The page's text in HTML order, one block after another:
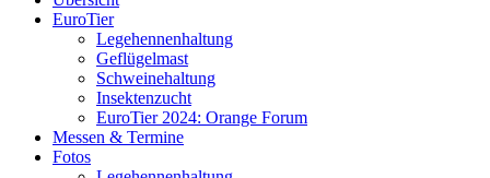
EuroTier
Legehennenhaltung
Geflügelmast
Schweinehaltung
Insektenzucht
EuroTier 2024: Orange Forum
Messen & Termine
Fotos